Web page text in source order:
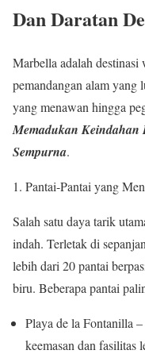
Dan Daratan
Marbella adalah destinasi
pemandangan alam yang
yang menawan hingga
Memadukan
Sempurna.
Pantai-Pantai yang
Salah satu daya tarik
indah. Terletak di
lebih dari 20 pantai
biru. Beberapa pantai
Playa de la Fontanilla
keemasan dan fasilitas